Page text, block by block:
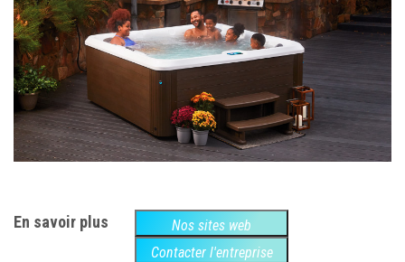
En savoir plus
Nos sites web
Contacter l'entreprise